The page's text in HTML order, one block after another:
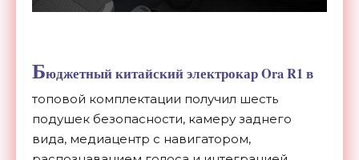
Бюджетный китайский электрокар Ora R1 в
топовой комплектации получил шесть
подушек безопасности, камеру заднего
вида, медиацентр с навигатором,